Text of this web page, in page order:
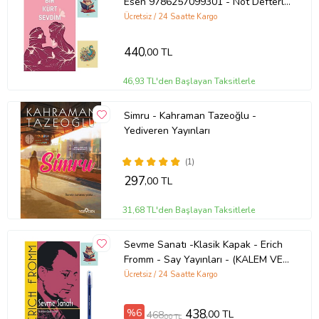
Tanıtım Metni
Baskı Boyutu13,50 x 19,50 cm
Baskı Sayısı 1. Baskı
Baskı Tarihi Nisan 2019
Margaret Atwood
Cilt Tipi
Ciltsiz
Sayfa Sayısı 488
Yayın Dili
Türkçe
Yazar
Margaret Atwood
Ürün Kodu:kcm31750057
Seti (Renksiz)
Ücretsiz / 24 Saatte Kargo
440,00 TL
46,93 TL'den Başlayan Taksitlerle
Simru - Kahraman Tazeoğlu -
Yediveren Yayınları
(1)
297,00 TL
31,68 TL'den Başlayan Taksitlerle
Sevme Sanatı -Klasik Kapak - Erich
Fromm - Say Yayınları - (KALEM VE
NOT DEFTERLİ) (Renksiz)
Ücretsiz / 24 Saatte Kargo
%6 468,00 TL 438,00 TL